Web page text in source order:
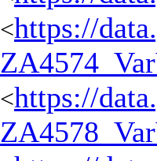
<https://
<https://